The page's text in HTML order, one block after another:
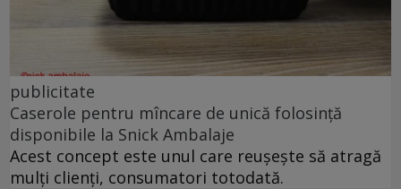
publicitate
Caserole pentru mîncare de unică folosință
disponibile la Snick Ambalaje
Acest concept este unul care reușește să atragă
mulți clienți, consumatori totodată.